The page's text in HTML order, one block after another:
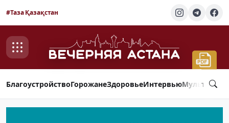
#Таза Қазақстан
БлагоустройствоГорожанеЗдоровьеИнтервью